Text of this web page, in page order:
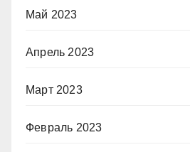
Май 2023
Апрель 2023
Март 2023
Февраль 2023